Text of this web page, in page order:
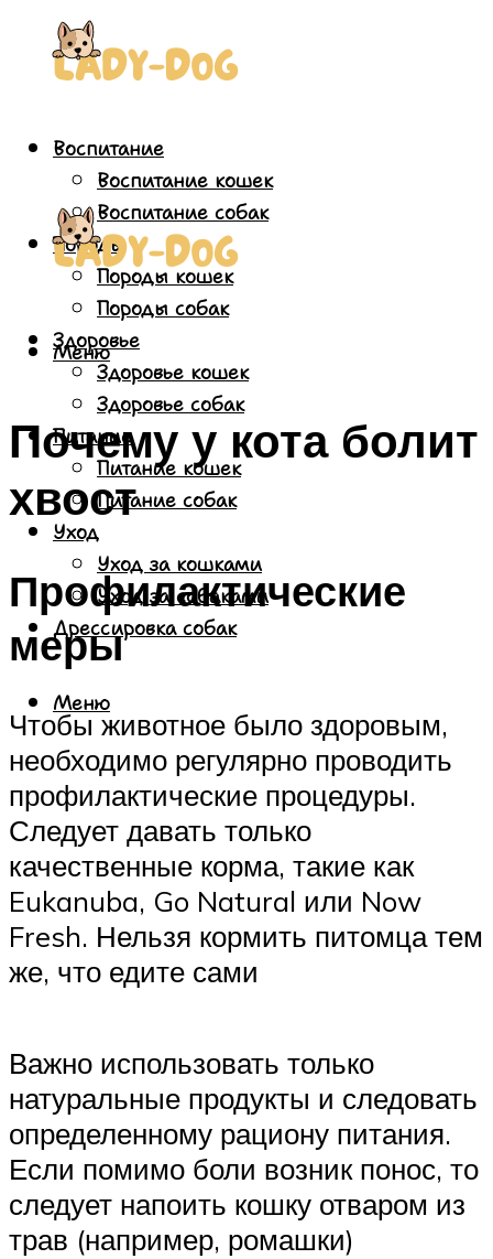
Воспитание
Воспитание кошек
Воспитание собак
Породы
Породы кошек
Породы собак
Здоровье
Здоровье кошек
Здоровье собак
Питание
Питание кошек
Питание собак
Уход
Уход за кошками
Уход за собаками
Дрессировка собак
Меню
Меню
Почему у кота болит
хвост
Профилактические
меры
Чтобы животное было здоровым,
необходимо регулярно проводить
профилактические процедуры.
Следует давать только
качественные корма, такие как
Eukanuba, Go Natural или Now
Fresh. Нельзя кормить питомца тем
же, что едите сами
Важно использовать только
натуральные продукты и следовать
определенному рациону питания.
Если помимо боли возник понос, то
следует напоить кошку отваром из
трав (например, ромашки)